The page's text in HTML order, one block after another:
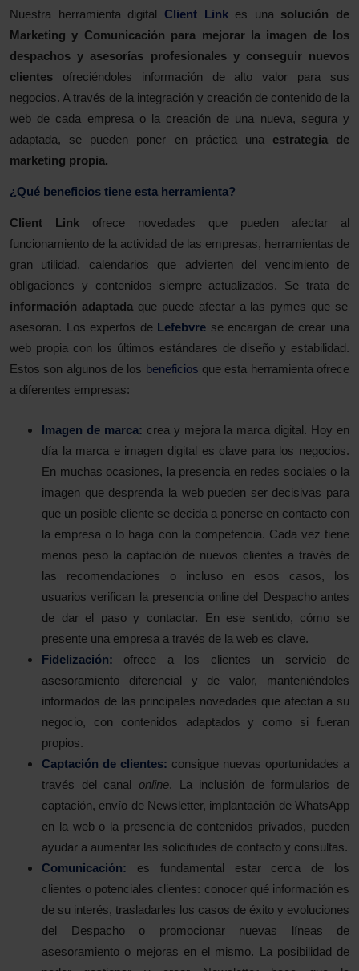
Nuestra herramienta digital Client Linkes una solución de
Marketing y Comunicación para mejorar la imagen de los
despachos y asesorías profesionales y conseguir nuevos
clientes ofreciéndoles información de alto valor para sus
negocios. A través de la integración y creación de contenido de la
web de cada empresa o la creación de una nueva, segura y
adaptada, se pueden poner en práctica una estrategia de
marketing propia.
¿Qué beneficios tiene esta herramienta?
Client Link ofrece novedades que pueden afectar al
funcionamiento de la actividad de las empresas, herramientas de
gran utilidad, calendarios que advierten del vencimiento de
obligaciones y contenidos siempre actualizados. Se trata de
información adaptadaque puede afectar a las pymes que se
asesoran. Los expertos de Lefebvre se encargan de crear una
web propia con los últimos estándares de diseño y estabilidad.
Estos son algunos de los beneficios que esta herramienta ofrece
a diferentes empresas:
Imagen de marca: crea y mejora la marca digital. Hoy en
día la marca e imagen digital es clave para los negocios.
En muchas ocasiones, la presencia en redes sociales o la
imagen que desprenda la web pueden ser decisivas para
que un posible cliente se decida a ponerse en contacto con
la empresa o lo haga con la competencia. Cada vez tiene
menos peso la captación de nuevos clientes a través de
las recomendaciones o incluso en esos casos, los
usuarios verifican la presencia online del Despacho antes
de dar el paso y contactar. En ese sentido, cómo se
presente una empresa a través de la web es clave.
Fidelización: ofrece a los clientes un servicio de
asesoramiento diferencial y de valor, manteniéndoles
informados de las principales novedades que afectan a su
negocio, con contenidos adaptados y como si fueran
propios.
Captación de clientes: consigue nuevas oportunidades a
través del canal online. La inclusión de formularios de
captación, envío de Newsletter, implantación de WhatsApp
en la web o la presencia de contenidos privados, pueden
ayudar a aumentar las solicitudes de contacto y consultas.
Comunicación: es fundamental estar cerca de los
clientes o potenciales clientes: conocer qué información es
de su interés, trasladarles los casos de éxito y evoluciones
del Despacho o promocionar nuevas líneas de
asesoramiento o mejoras en el mismo. La posibilidad de